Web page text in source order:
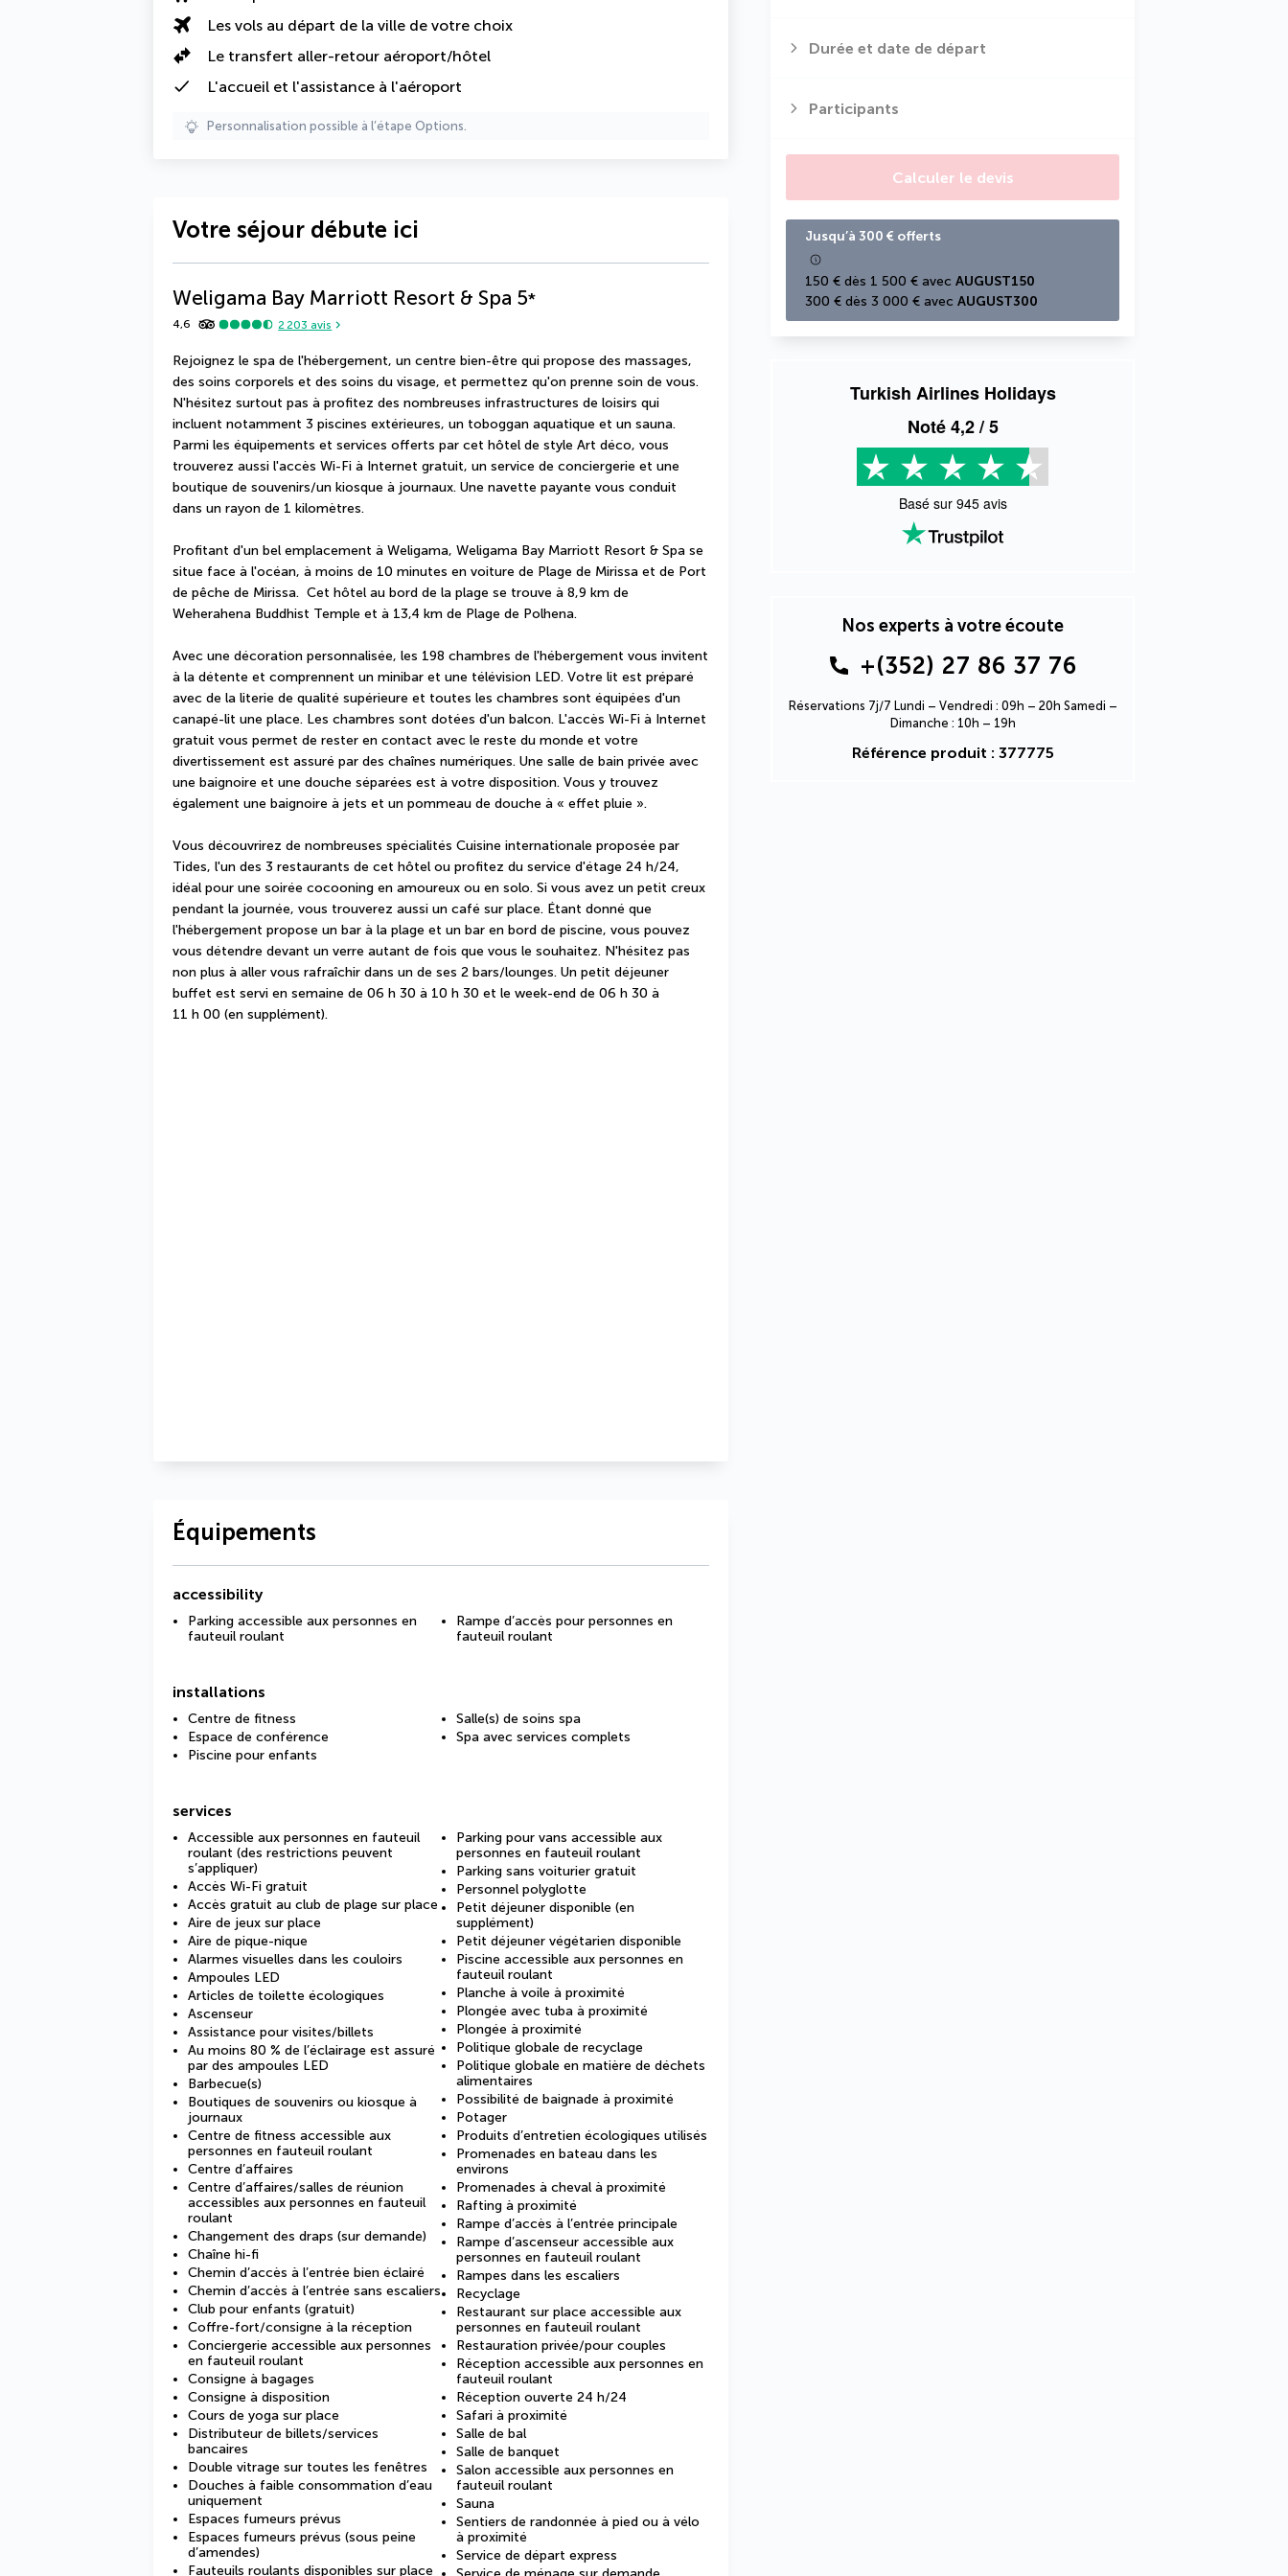
Durée et date de départ
Participants
Calculer le devis
Jusqu’à 300 € offerts
150 € dès 1 500 € avec AUGUST150
300 € dès 3 000 € avec AUGUST300
Turkish Airlines Holidays
Noté4,2/ 5
Basé sur 945avis
Nos experts à votre écoute
+(352) 27 86 37 76
Réservations 7j/7 Lundi – Vendredi : 09h – 20h Samedi –
Dimanche : 10h – 19h
Référence produit : 377775
Les vols au départ de la ville de votre choix
Le transfert aller-retour aéroport/hôtel
L'accueil et l'assistance à l'aéroport
Personnalisation possible à l’étape Options.
Votre séjour débute ici
Weligama Bay Marriott Resort & Spa 5*
4,6 2 203 avis
Rejoignez le spa de l'hébergement, un centre bien-être qui propose des massages,
des soins corporels et des soins du visage, et permettez qu'on prenne soin de vous.
N'hésitez surtout pas à profitez des nombreuses infrastructures de loisirs qui
incluent notamment 3 piscines extérieures, un toboggan aquatique et un sauna.
Parmi les équipements et services offerts par cet hôtel de style Art déco, vous
trouverez aussi l'accès Wi-Fi à Internet gratuit, un service de conciergerie et une
boutique de souvenirs/un kiosque à journaux. Une navette payante vous conduit
dans un rayon de 1 kilomètres.
Profitant d'un bel emplacement à Weligama, Weligama Bay Marriott Resort & Spa se
situe face à l'océan, à moins de 10 minutes en voiture de Plage de Mirissa et de Port
de pêche de Mirissa.  Cet hôtel au bord de la plage se trouve à 8,9 km de
Weherahena Buddhist Temple et à 13,4 km de Plage de Polhena.
Avec une décoration personnalisée, les 198 chambres de l'hébergement vous invitent
à la détente et comprennent un minibar et une télévision LED. Votre lit est préparé
avec de la literie de qualité supérieure et toutes les chambres sont équipées d'un
canapé-lit une place. Les chambres sont dotées d'un balcon. L'accès Wi-Fi à Internet
gratuit vous permet de rester en contact avec le reste du monde et votre
divertissement est assuré par des chaînes numériques. Une salle de bain privée avec
une baignoire et une douche séparées est à votre disposition. Vous y trouvez
également une baignoire à jets et un pommeau de douche à « effet pluie ».
Vous découvrirez de nombreuses spécialités Cuisine internationale proposée par
Tides, l'un des 3 restaurants de cet hôtel ou profitez du service d'étage 24 h/24,
idéal pour une soirée cocooning en amoureux ou en solo. Si vous avez un petit creux
pendant la journée, vous trouverez aussi un café sur place. Étant donné que
l'hébergement propose un bar à la plage et un bar en bord de piscine, vous pouvez
vous détendre devant un verre autant de fois que vous le souhaitez. N'hésitez pas
non plus à aller vous rafraîchir dans un de ses 2 bars/lounges. Un petit déjeuner
buffet est servi en semaine de 06 h 30 à 10 h 30 et le week-end de 06 h 30 à
11 h 00 (en supplément).
Équipements
accessibility
Parking accessible aux personnes en
fauteuil roulant
Rampe d’accès pour personnes en
fauteuil roulant
installations
Centre de fitness
Espace de conférence
Piscine pour enfants
Salle(s) de soins spa
Spa avec services complets
services
Accessible aux personnes en fauteuil
roulant (des restrictions peuvent
s’appliquer)
Accès Wi-Fi gratuit
Accès gratuit au club de plage sur place
Aire de jeux sur place
Aire de pique-nique
Alarmes visuelles dans les couloirs
Ampoules LED
Articles de toilette écologiques
Ascenseur
Assistance pour visites/billets
Au moins 80 % de l’éclairage est assuré
par des ampoules LED
Barbecue(s)
Boutiques de souvenirs ou kiosque à
journaux
Centre de fitness accessible aux
personnes en fauteuil roulant
Centre d’affaires
Centre d’affaires/salles de réunion
accessibles aux personnes en fauteuil
roulant
Changement des draps (sur demande)
Chaîne hi-fi
Chemin d’accès à l’entrée bien éclairé
Chemin d’accès à l’entrée sans escaliers
Club pour enfants (gratuit)
Coffre-fort/consigne à la réception
Conciergerie accessible aux personnes
en fauteuil roulant
Consigne à bagages
Consigne à disposition
Cours de yoga sur place
Distributeur de billets/services
bancaires
Double vitrage sur toutes les fenêtres
Douches à faible consommation d’eau
uniquement
Espaces fumeurs prévus
Espaces fumeurs prévus (sous peine
d’amendes)
Fauteuils roulants disponibles sur place
Parking pour vans accessible aux
personnes en fauteuil roulant
Parking sans voiturier gratuit
Personnel polyglotte
Petit déjeuner disponible (en
supplément)
Petit déjeuner végétarien disponible
Piscine accessible aux personnes en
fauteuil roulant
Planche à voile à proximité
Plongée avec tuba à proximité
Plongée à proximité
Politique globale de recyclage
Politique globale en matière de déchets
alimentaires
Possibilité de baignade à proximité
Potager
Produits d’entretien écologiques utilisés
Promenades en bateau dans les
environs
Promenades à cheval à proximité
Rafting à proximité
Rampe d’accès à l’entrée principale
Rampe d’ascenseur accessible aux
personnes en fauteuil roulant
Rampes dans les escaliers
Recyclage
Restaurant sur place accessible aux
personnes en fauteuil roulant
Restauration privée/pour couples
Réception accessible aux personnes en
fauteuil roulant
Réception ouverte 24 h/24
Safari à proximité
Salle de bal
Salle de banquet
Salon accessible aux personnes en
fauteuil roulant
Sauna
Sentiers de randonnée à pied ou à vélo
à proximité
Service de départ express